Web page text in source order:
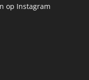
op Instagram